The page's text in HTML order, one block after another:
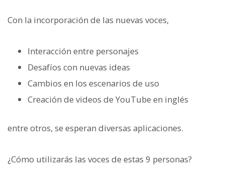
Con la incorporación de las nuevas voces,
Interacción entre personajes
Desafíos con nuevas ideas
Cambios en los escenarios de uso
Creación de videos de YouTube en inglés
entre otros, se esperan diversas aplicaciones.
¿Cómo utilizarás las voces de estas 9 personas?